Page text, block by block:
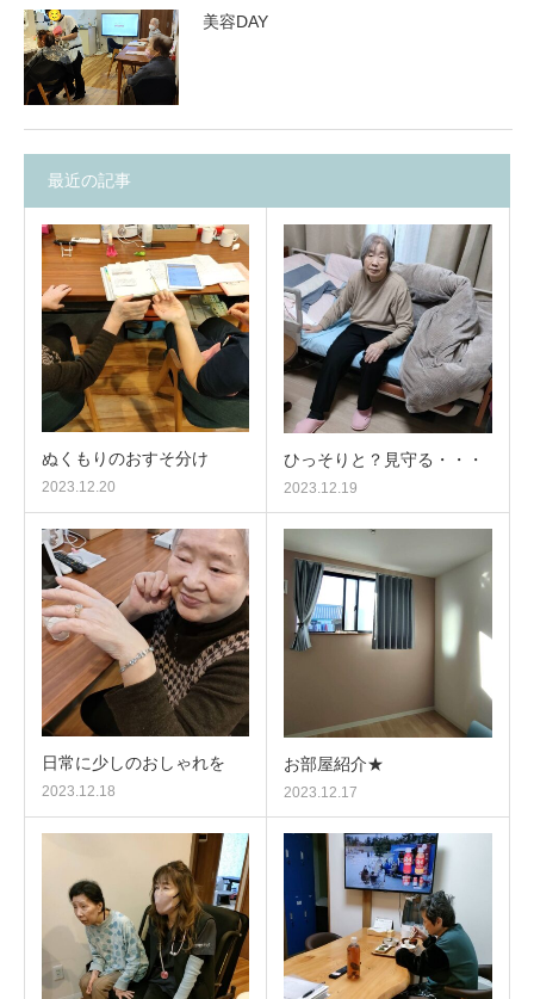
美容DAY
最近の記事
ぬくもりのおすそ分け
2023.12.20
ひっそりと？見守る・・・
2023.12.19
日常に少しのおしゃれを
2023.12.18
お部屋紹介★
2023.12.17